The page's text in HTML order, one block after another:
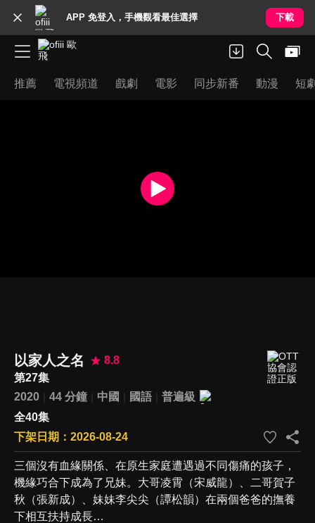
APP 免登入，手機觀看最佳選擇 下載
推薦 電視頻道 戲劇 電影 同步新番 動漫 短
以家人之名
8.8
第27集
2020
44 分鐘 中國 國語
普遍級
全40集
下架日期：2026-08-24
三個沒有血緣關係、在原生家庭遭遇過不同傷痛的孩子，
機緣巧合下成為了兄妹。大哥凌霄（宋威龍）、二哥賀子
秋（張新成）、妹妹李尖尖（譚松韻）在兩個爸爸的撫養
下相互扶持成長…